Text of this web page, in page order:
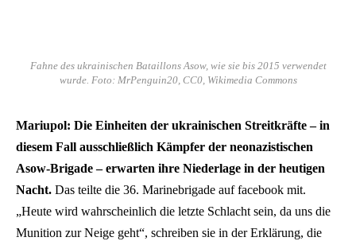
Fahne des ukrainischen Bataillons Asow, wie sie bis 2015 verwendet
wurde. Foto: MrPenguin20, CC0, Wikimedia Commons
Mariupol: Die Einheiten der ukrainischen Streitkräfte – in
diesem Fall ausschließlich Kämpfer der neonazistischen
Asow-Brigade – erwarten ihre Niederlage in der heutigen
Nacht. Das teilte die 36. Marinebrigade auf facebook mit.
„Heute wird wahrscheinlich die letzte Schlacht sein, da uns die
Munition zur Neige geht“, schreiben sie in der Erklärung, die